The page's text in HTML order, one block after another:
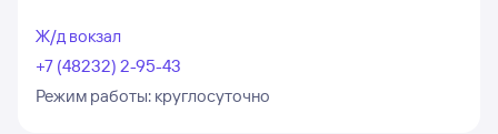
Ж/д вокзал
+7 (48232) 2-95-43
Режим работы: круглосуточно